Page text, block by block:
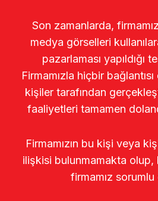
Son zamanlarda,
medya görselleri
pazarlaması yapıldığı
Firmamızla hiçbir
kişiler tarafından
faaliyetleri tamamen
Firmamızın bu kişi veya
ilişkisi bulunmamakta olup,
firmamız sorumlu